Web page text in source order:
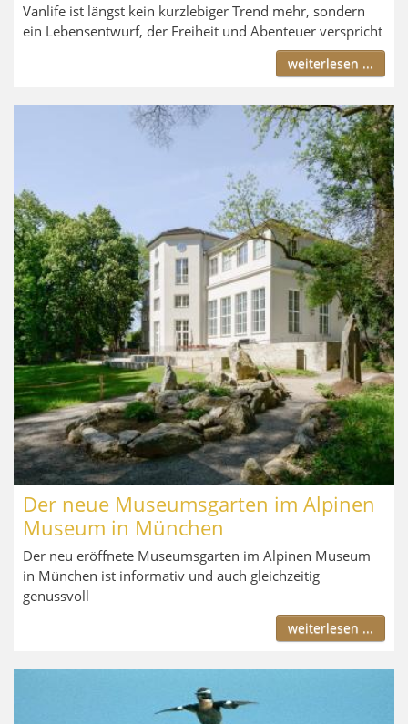
Vanlife ist längst kein kurzlebiger Trend mehr, sondern
ein Lebensentwurf, der Freiheit und Abenteuer verspricht
weiterlesen ...
Der neue Museumsgarten im Alpinen
Museum in München
Der neu eröffnete Museumsgarten im Alpinen Museum
in München ist informativ und auch gleichzeitig
genussvoll
weiterlesen ...